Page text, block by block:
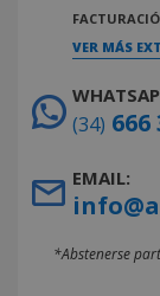
VER MÁS
(34) 666
EMAIL:
*Abstenerse